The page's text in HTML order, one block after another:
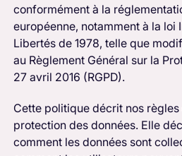
conformément à la
européenne, notamment à la loi
Libertés de 1978, telle que
au Règlement Général sur la
27 avril 2016 (RGPD).
Cette politique décrit nos
protection des données. Elle
comment les données sont